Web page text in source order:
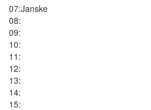
07:Janske
08:
09:
10:
11:
12:
13:
14:
15: